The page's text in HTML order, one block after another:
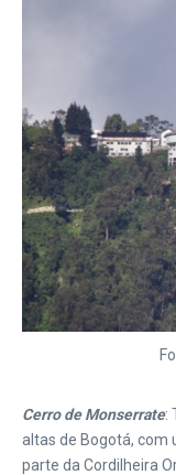
Cerro de Monserrate:
altas de Bogotá, com
parte da Cordilheira